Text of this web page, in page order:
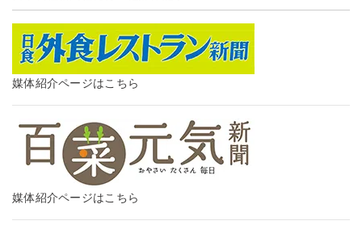
媒体紹介ページはこちら
媒体紹介ページはこちら